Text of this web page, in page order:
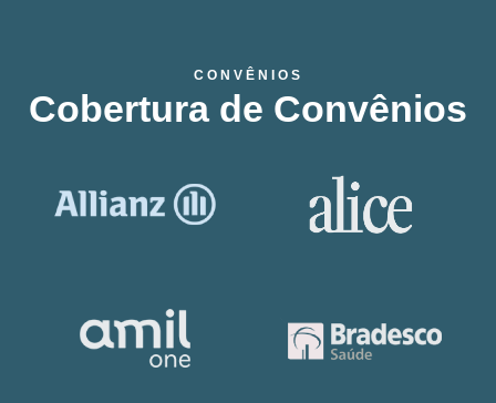
CONVÊNIOS
Cobertura de Convênios